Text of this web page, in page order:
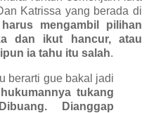
Katrissa yang berada di
mengambil pilihan
dan ikut hancur, atau
ia tahu itu salah.
berarti gue bakal jadi
tukang
Dianggap